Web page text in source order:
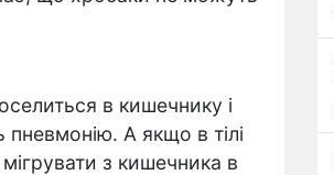
в кишечнику і
пневмонію. А якщо в тілі
з кишечника в